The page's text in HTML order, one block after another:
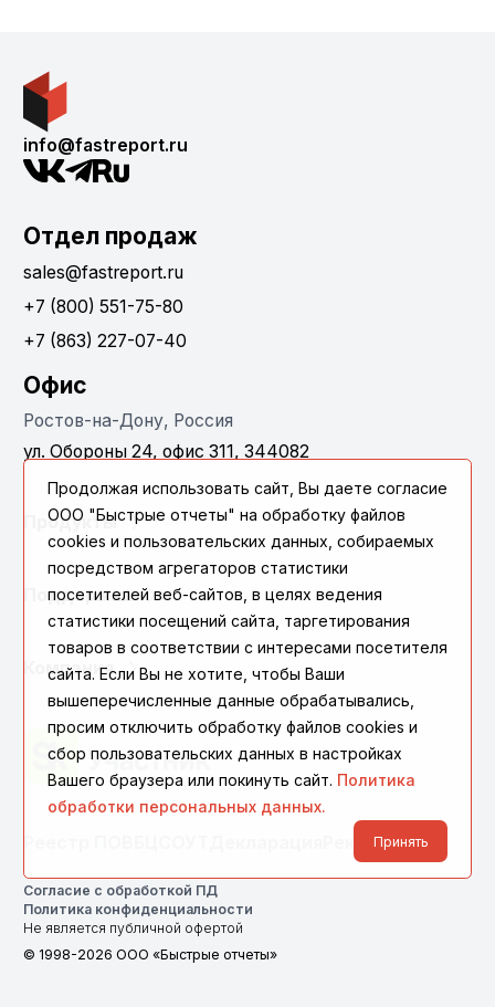
info@fastreport.ru
Отдел продаж
sales@fastreport.ru
+7 (800) 551-75-80
+7 (863) 227-07-40
Офис
Ростов-на-Дону, Россия
ул. Обороны 24, офис 311, 344082
Продукты
Поддержка
Компания
Реквизиты
Согласие с обработкой ПД
Политика конфиденциальности
Не является публичной офертой
© 1998-2026 ООО «Быстрые отчеты»
Продолжая использовать сайт, Вы даете согласие
ООО "Быстрые отчеты" на обработку файлов
cookies и пользовательских данных, собираемых
посредством агрегаторов статистики
посетителей веб-сайтов, в целях ведения
статистики посещений сайта, таргетирования
товаров в соответствии с интересами посетителя
сайта. Если Вы не хотите, чтобы Ваши
вышеперечисленные данные обрабатывались,
просим отключить обработку файлов cookies и
сбор пользовательских данных в настройках
Вашего браузера или покинуть сайт. Политика
обработки персональных данных.
Принять